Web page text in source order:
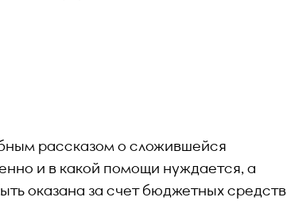
рассказом о сложившейся
и в какой помощи нуждается, а
оказана за счет бюджетных средств